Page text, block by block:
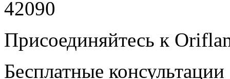
42090
Присоединяйтесь к
Бесплатные консультации